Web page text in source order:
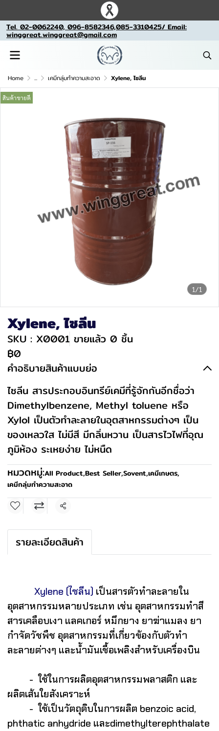
Tel. 02-0062240, 096-8582346,085-3310425/ Email:
winggreat.winggreat@gmail.com
Home ... เคมีกลุ่มทำความสะอาด Xylene, ไซลีน
1/1
สินค้าขายดี
Xylene, ไซลีน
SKU : X0001 ขายแล้ว 0 ชิ้น
฿0
คำอธิบายสินค้าแบบย่อ
ไซลีน สารประกอบอินทรีย์เคมีที่รู้จักกันอีกชื่อว่า
Dimethylbenzene, Methyl toluene หรือ
Xylol เป็นตัวทำละลายในอุตสาหกรรมต่างๆ เป็น
ของเหลวใส ไม่มีสี มีกลิ่นหวาน เป็นสารไวไฟที่อุณ
ภูมิห้อง ระเหยง่าย ไม่หนืด
หมวดหมู่:All Product,Best Seller,Sovent,เคมีเกษตร,
เคมีกลุ่มทำความสะอาด
แชร์
รายละเอียดสินค้า
Xylene (ไซลีน) เป็นสารตัวทำละลายใน
อุตสาหกรรมหลายประเภท เช่น อุตสาหกรรมทำสี
สารเคลือบเงา แลคเกอร์ หมึกยาง ยาฆ่าแมลง ยา
กำจัดวัชพืช อุตสาหกรรมที่เกี่ยวข้องกับตัวทำ
ละลายต่างๆ และน้ำมันเชื้อเพลิงสำหรับเครื่องบิน
- ใช้ในการผลิตอุตสาหกรรมพลาสติก และ
ผลิตเส้นใยสังเคราะห์
- ใช้เป็นวัตถุดิบในการผลิต benzoic acid,
phthatic anhydride และdimethylterephthalate